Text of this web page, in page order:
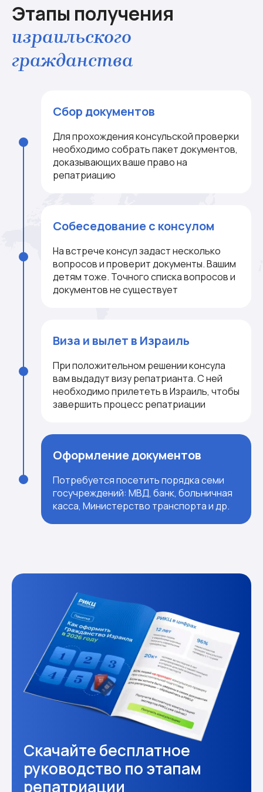
Этапы получения
израильского
гражданства
Сбор документов
Для прохождения консульской проверки
необходимо собрать пакет документов,
доказывающих ваше право на
репатриацию
Собеседование с консулом
На встрече консул задаст несколько
вопросов и проверит документы. Вашим
детям тоже. Точного списка вопросов и
документов не существует
Виза и вылет в Израиль
При положительном решении консула
вам выдадут визу репатрианта. С ней
необходимо прилететь в Израиль, чтобы
завершить процесс репатриации
Оформление документов
Потребуется посетить порядка семи
госучреждений: МВД, банк, больничная
касса, Министерство транспорта и др.
Скачайте бесплатное
руководство по этапам
репатриации